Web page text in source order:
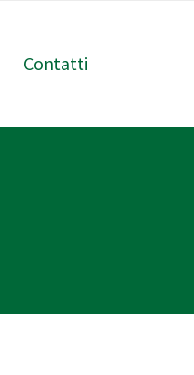
Contatti